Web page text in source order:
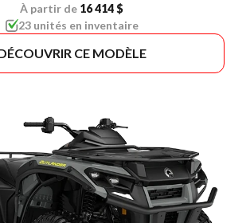
À partir de 16 414 $
23 unités en inventaire
CE MODÈLE